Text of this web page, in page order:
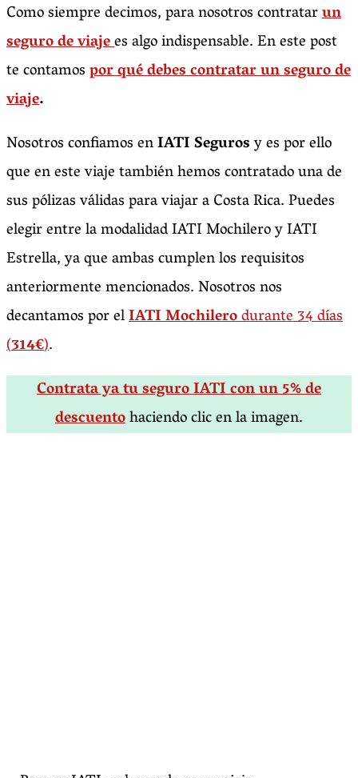
Como siempre decimos, para nosotros contratarun
seguro de viajees algo indispensable.En este post
te contamospor qué debes contratar un seguro de
viaje.
Nosotros confiamos enIATI Segurosy es por ello
que en este viaje también hemos contratado una de
sus pólizas válidas para viajar a Costa Rica. Puedes
elegir entre la modalidad IATI Mochilero y IATI
Estrella, ya que ambas cumplen los requisitos
anteriormente mencionados. Nosotros nos
decantamos por elIATI Mochilerodurante 34 días
(314€).
Contrata ya tu seguro IATI con un 5% de
descuentohaciendo clic en la imagen.